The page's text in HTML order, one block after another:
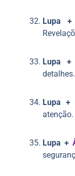
Lupa +
Lupa +
detalhes.
Lupa +
atenção.
Lupa +